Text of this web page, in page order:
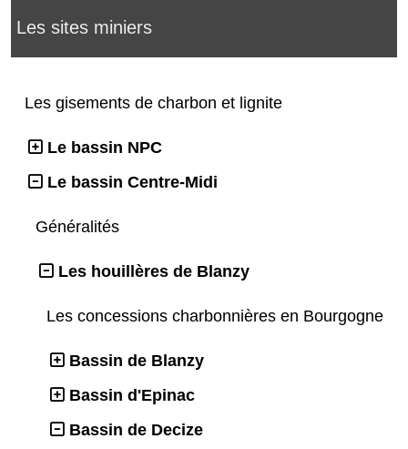
Les sites miniers
Les gisements de charbon et lignite
Le bassin NPC
Le bassin Centre-Midi
Généralités
Les houillères de Blanzy
Les concessions charbonnières en Bourgogne
Bassin de Blanzy
Bassin d'Epinac
Bassin de Decize